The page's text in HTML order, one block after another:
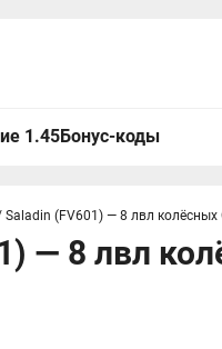
1.45Бонус-коды
Saladin (FV601) — 8 лвл
— 8 лвл